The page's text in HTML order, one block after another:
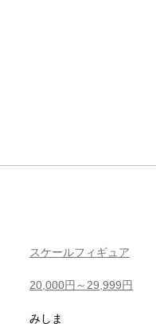
スケールフィギュア
20,000円～29,999円
みしま